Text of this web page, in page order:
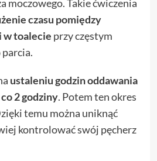
moczowego. Takie ćwiczenia
czasu pomiędzy
w toalecie przy częstym
ustaleniu godzin oddawania
2 godziny. Potem ten okres
temu można uniknąć
kontrolować swój pęcherz